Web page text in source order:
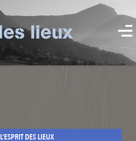
L’ESPRIT DES LIEUX